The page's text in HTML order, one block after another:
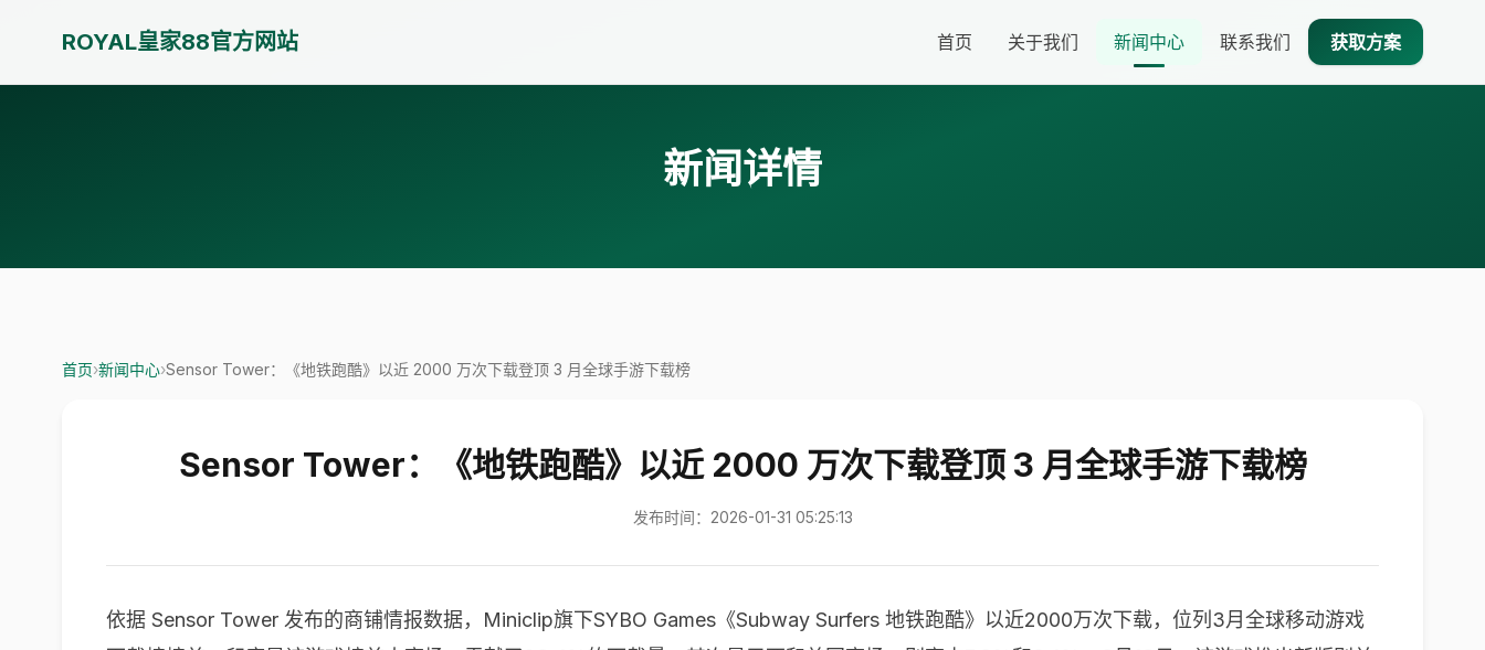
ROYAL皇家88官方网站 首页 关于我们 新闻中心 联系我们 获取方案
新闻详情
首页›新闻中心›Sensor Tower：《地铁跑酷》以近 2000 万次下载登顶 3 月全球手游下载榜
Sensor Tower：《地铁跑酷》以近 2000 万次下载登顶 3 月全球手游下载榜
发布时间：2026-01-31 05:25:13
依据 Sensor Tower 发布的商铺情报数据，Miniclip旗下SYBO Games《Subway Surfers 地铁跑酷》以近2000万次下载，位列3月全球移动游戏